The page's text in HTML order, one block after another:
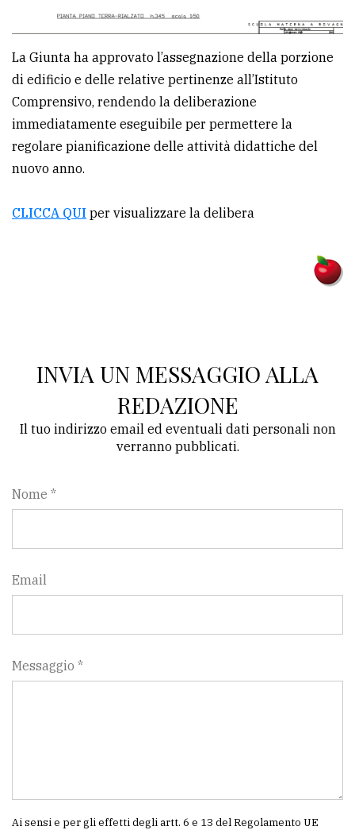
La Giunta ha approvato l’assegnazione della porzione
di edificio e delle relative pertinenze all’Istituto
Comprensivo, rendendo la deliberazione
immediatamente eseguibile per permettere la
regolare pianificazione delle attività didattiche del
nuovo anno.
CLICCA QUI per visualizzare la delibera
INVIA UN MESSAGGIO ALLA
REDAZIONE
Il tuo indirizzo email ed eventuali dati personali non
verranno pubblicati.
Nome *
Email
Messaggio *
Ai sensi e per gli effetti degli artt. 6 e 13 del Regolamento UE